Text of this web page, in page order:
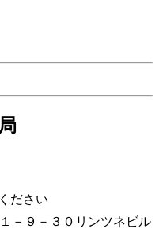
ださい
－９－３０リンツネビル